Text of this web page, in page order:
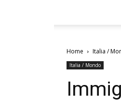
Home Italia /
Italia / Mondo